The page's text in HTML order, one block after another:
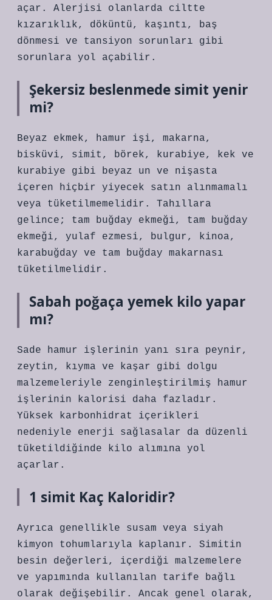
açar. Alerjisi olanlarda ciltte
kızarıklık, döküntü, kaşıntı, baş
dönmesi ve tansiyon sorunları gibi
sorunlara yol açabilir.
Şekersiz beslenmede simit yenir
mi?
Beyaz ekmek, hamur işi, makarna,
bisküvi, simit, börek, kurabiye, kek ve
kurabiye gibi beyaz un ve nişasta
içeren hiçbir yiyecek satın alınmamalı
veya tüketilmemelidir. Tahıllara
gelince; tam buğday ekmeği, tam buğday
ekmeği, yulaf ezmesi, bulgur, kinoa,
karabuğday ve tam buğday makarnası
tüketilmelidir.
Sabah poğaça yemek kilo yapar
mı?
Sade hamur işlerinin yanı sıra peynir,
zeytin, kıyma ve kaşar gibi dolgu
malzemeleriyle zenginleştirilmiş hamur
işlerinin kalorisi daha fazladır.
Yüksek karbonhidrat içerikleri
nedeniyle enerji sağlasalar da düzenli
tüketildiğinde kilo alımına yol
açarlar.
1 simit Kaç Kaloridir?
Ayrıca genellikle susam veya siyah
kimyon tohumlarıyla kaplanır. Simitin
besin değerleri, içerdiği malzemelere
ve yapımında kullanılan tarife bağlı
olarak değişebilir. Ancak genel olarak,